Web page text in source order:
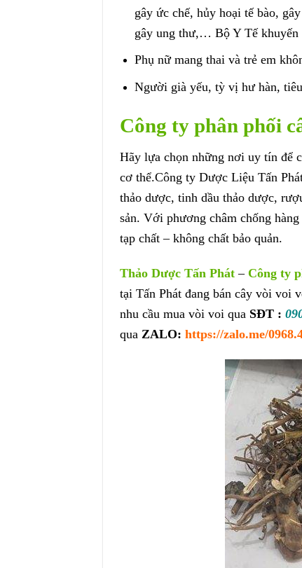
gây ức chế, hủy hoại tế bào,
gây ung thư,… Bộ Y Tế khuyến
Phụ nữ mang thai và trẻ em
Người già yếu, tỳ vị hư hàn,
Công ty phân phối
Hãy lựa chọn những nơi uy tín để
cơ thể.Công ty Dược Liệu Tấn
thảo dược, tinh dầu thảo dược,
sản. Với phương châm chống
tạp chất – không chất bảo quản.
Thảo Dược Tấn Phát – Công ty
tại Tấn Phát đang bán cây vòi voi
nhu cầu mua vòi voi qua SĐT :
qua ZALO: https://zalo.me/